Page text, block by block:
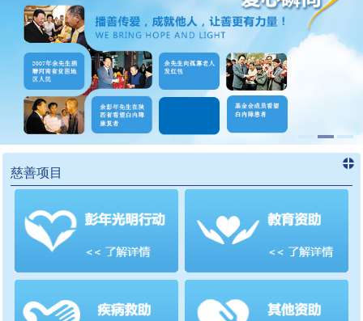
慈善项目
进入慈